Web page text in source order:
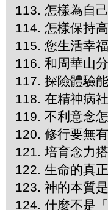
113. 怎樣為自
114. 怎樣保持
115. 您生活幸
116. 和周華山
117. 探險體驗
118. 在精神病
119. 不利意念
120. 修行要無
121. 培育念力
122. 生命的真
123. 神的本質
124. 什麼不是